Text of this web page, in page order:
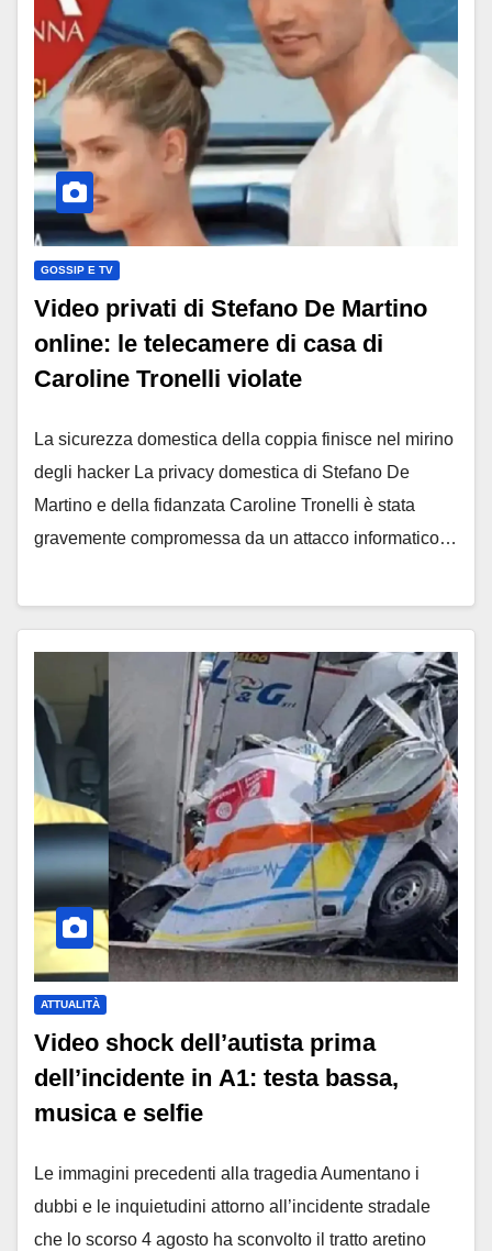
GOSSIP E TV
Video privati di Stefano De Martino
online: le telecamere di casa di
Caroline Tronelli violate
La sicurezza domestica della coppia finisce nel mirino
degli hacker La privacy domestica di Stefano De
Martino e della fidanzata Caroline Tronelli è stata
gravemente compromessa da un attacco informatico…
ATTUALITÀ
Video shock dell’autista prima
dell’incidente in A1: testa bassa,
musica e selfie
Le immagini precedenti alla tragedia Aumentano i
dubbi e le inquietudini attorno all’incidente stradale
che lo scorso 4 agosto ha sconvolto il tratto aretino